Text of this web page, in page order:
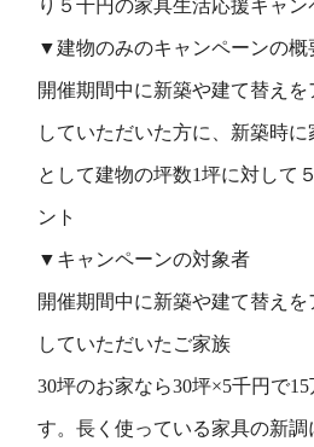
り５千円の家具生活応援キャン
▼建物のみのキャンペーンの概
開催期間中に新築や建て替え
していただいた方に、新築時
として建物の坪数1坪に対して
ント
▼キャンペーンの対象者
開催期間中に新築や建て替え
していただいたご家族
30坪のお家なら30坪×5千円で
す。長く使っている家具の新